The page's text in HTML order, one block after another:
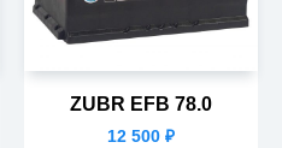
ZUBR EFB 78.0
12 500 ₽